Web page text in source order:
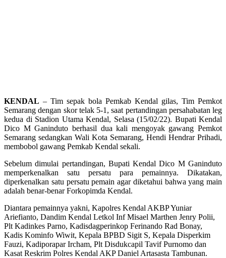
KENDAL – Tim sepak bola Pemkab Kendal gilas, Tim Pemkot
Semarang dengan skor telak 5-1, saat pertandingan persahabatan leg
kedua di Stadion Utama Kendal, Selasa (15/02/22). Bupati Kendal
Dico M Ganinduto berhasil dua kali mengoyak gawang Pemkot
Semarang sedangkan Wali Kota Semarang, Hendi Hendrar Prihadi,
membobol gawang Pemkab Kendal sekali.
Sebelum dimulai pertandingan, Bupati Kendal Dico M Ganinduto
memperkenalkan satu persatu para pemainnya. Dikatakan,
diperkenalkan satu persatu pemain agar diketahui bahwa yang main
adalah benar-benar Forkopimda Kendal.
Diantara pemainnya yakni, Kapolres Kendal AKBP Yuniar
Ariefianto, Dandim Kendal Letkol Inf Misael Marthen Jenry Polii,
Plt Kadinkes Parno, Kadisdagperinkop Ferinando Rad Bonay,
Kadis Kominfo Wiwit, Kepala BPBD Sigit S, Kepala Disperkim
Fauzi, Kadiporapar Ircham, Plt Disdukcapil Tavif Purnomo dan
Kasat Reskrim Polres Kendal AKP Daniel Artasasta Tambunan.